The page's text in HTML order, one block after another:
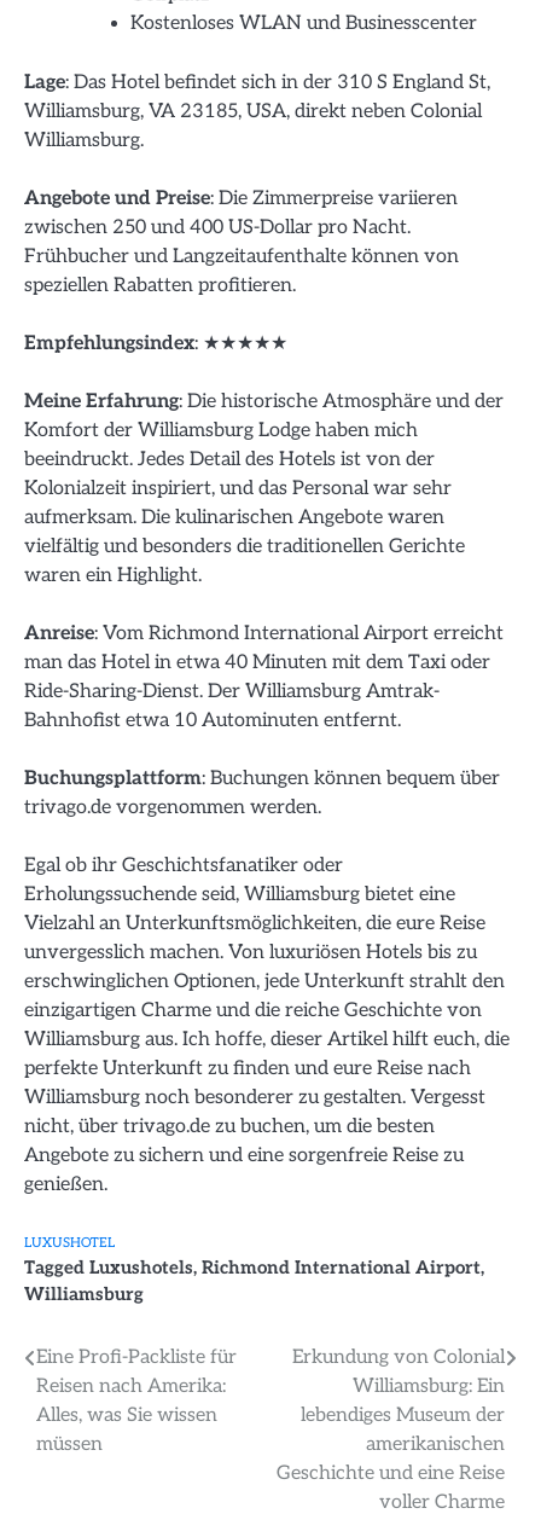
Kostenloses WLAN und Businesscenter
Lage: Das Hotel befindet sich in der 310 S England St,
Williamsburg, VA 23185, USA, direkt neben Colonial
Williamsburg.
Angebote und Preise: Die Zimmerpreise variieren
zwischen 250 und 400 US-Dollar pro Nacht.
Frühbucher und Langzeitaufenthalte können von
speziellen Rabatten profitieren.
Empfehlungsindex: ★★★★★
Meine Erfahrung: Die historische Atmosphäre und der
Komfort der Williamsburg Lodge haben mich
beeindruckt. Jedes Detail des Hotels ist von der
Kolonialzeit inspiriert, und das Personal war sehr
aufmerksam. Die kulinarischen Angebote waren
vielfältig und besonders die traditionellen Gerichte
waren ein Highlight.
Anreise: Vom Richmond International Airport erreicht
man das Hotel in etwa 40 Minuten mit dem Taxi oder
Ride-Sharing-Dienst. Der Williamsburg Amtrak-
Bahnhofist etwa 10 Autominuten entfernt.
Buchungsplattform: Buchungen können bequem über
trivago.de vorgenommen werden.
Egal ob ihr Geschichtsfanatiker oder
Erholungssuchende seid, Williamsburg bietet eine
Vielzahl an Unterkunftsmöglichkeiten, die eure Reise
unvergesslich machen. Von luxuriösen Hotels bis zu
erschwinglichen Optionen, jede Unterkunft strahlt den
einzigartigen Charme und die reiche Geschichte von
Williamsburg aus. Ich hoffe, dieser Artikel hilft euch, die
perfekte Unterkunft zu finden und eure Reise nach
Williamsburg noch besonderer zu gestalten. Vergesst
nicht, über trivago.de zu buchen, um die besten
Angebote zu sichern und eine sorgenfreie Reise zu
genießen.
LUXUSHOTEL
Tagged Luxushotels, Richmond International Airport,
Williamsburg
Beitragsnavigation
Eine Profi-Packliste für
Reisen nach Amerika:
Alles, was Sie wissen
müssen
Erkundung von Colonial
Williamsburg: Ein
lebendiges Museum der
amerikanischen
Geschichte und eine Reise
voller Charme